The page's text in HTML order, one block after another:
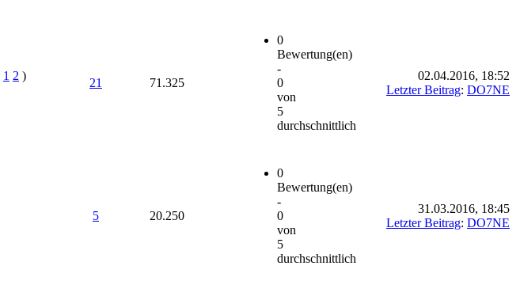
1 2 )
21 71.325
0
Bewertung(en)
-
0
von
5
durchschnittlich
02.04.2016, 18:52
Letzter Beitrag: DO7NE
5 20.250
0
Bewertung(en)
-
0
von
5
durchschnittlich
31.03.2016, 18:45
Letzter Beitrag: DO7NE